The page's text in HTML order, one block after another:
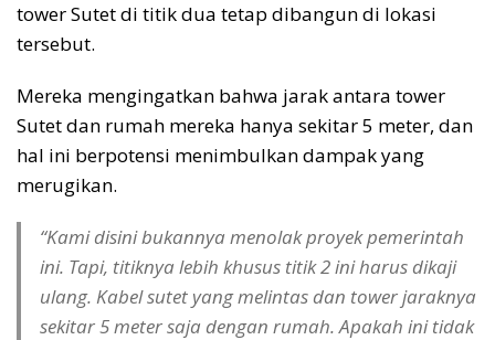
tower Sutet di titik dua tetap dibangun di lokasi
tersebut.
Mereka mengingatkan bahwa jarak antara tower
Sutet dan rumah mereka hanya sekitar 5 meter, dan
hal ini berpotensi menimbulkan dampak yang
merugikan.
“Kami disini bukannya menolak proyek pemerintah
ini. Tapi, titiknya lebih khusus titik 2 ini harus dikaji
ulang. Kabel sutet yang melintas dan tower jaraknya
sekitar 5 meter saja dengan rumah. Apakah ini tidak